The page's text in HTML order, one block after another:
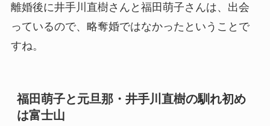
離婚後に井手川直樹さんと福田萌子さんは、出会
っているので、略奪婚ではなかったということで
すね。
福田萌子と元旦那・井手川直樹の馴れ初め
は富士山